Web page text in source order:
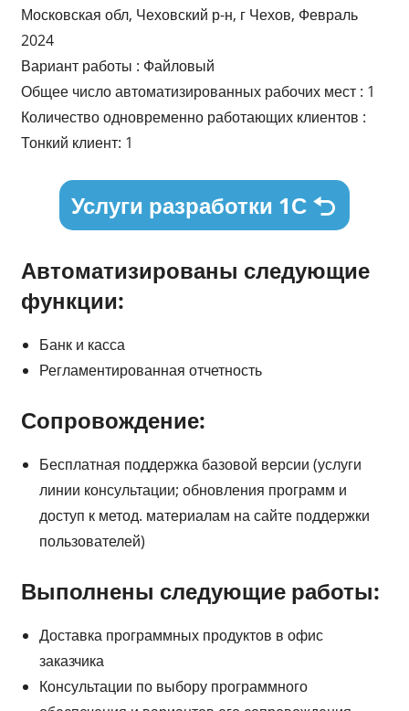
Московская обл, Чеховский р-н, г Чехов, Февраль
2024
Вариант работы : Файловый
Общее число автоматизированных рабочих мест : 1
Количество одновременно работающих клиентов :
Тонкий клиент: 1
Услуги разработки 1С
Автоматизированы следующие
функции:
Банк и касса
Регламентированная отчетность
Сопровождение:
Бесплатная поддержка базовой версии (услуги
линии консультации; обновления программ и
доступ к метод. материалам на сайте поддержки
пользователей)
Выполнены следующие работы:
Доставка программных продуктов в офис
заказчика
Консультации по выбору программного